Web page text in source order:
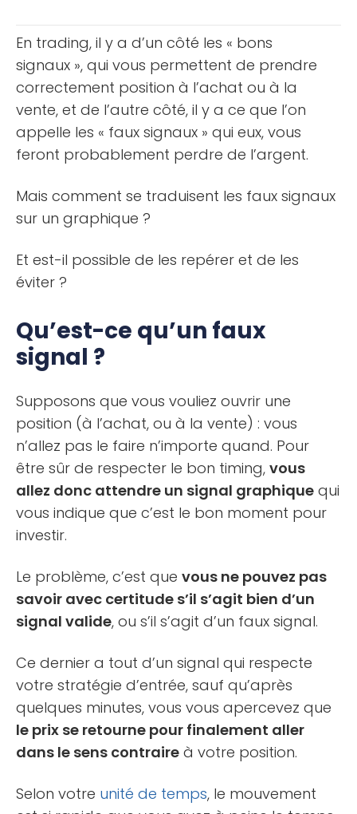
En trading, il y a d’un côté les « bons
signaux », qui vous permettent de prendre
correctement position à l’achat ou à la
vente, et de l’autre côté, il y a ce que l’on
appelle les « faux signaux » qui eux, vous
feront probablement perdre de l’argent.
Mais comment se traduisent les faux signaux
sur un graphique ?
Et est-il possible de les repérer et de les
éviter ?
Qu’est-ce qu’un faux
signal ?
Supposons que vous vouliez ouvrir une
position (à l’achat, ou à la vente) : vous
n’allez pas le faire n’importe quand. Pour
être sûr de respecter le bon timing, vous
allez donc attendre un signal graphique qui
vous indique que c’est le bon moment pour
investir.
Le problème, c’est que vous ne pouvez pas
savoir avec certitude s’il s’agit bien d’un
signal valide, ou s’il s’agit d’un faux signal.
Ce dernier a tout d’un signal qui respecte
votre stratégie d’entrée, sauf qu’après
quelques minutes, vous vous apercevez que
le prix se retourne pour finalement aller
dans le sens contraire à votre position.
Selon votre unité de temps, le mouvement